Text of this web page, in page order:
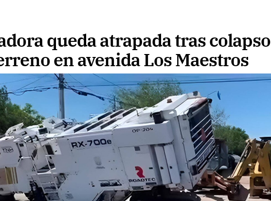
queda atrapada tras colapso
en avenida Los Maestros